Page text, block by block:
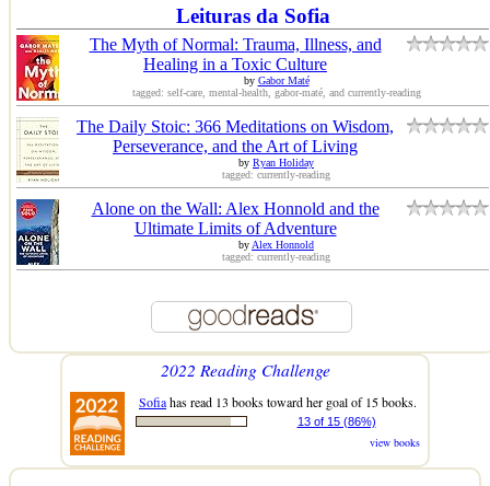
Leituras da Sofia
The Myth of Normal: Trauma, Illness, and
Healing in a Toxic Culture
by Gabor Maté
tagged: self-care, mental-health, gabor-maté, and currently-reading
The Daily Stoic: 366 Meditations on Wisdom,
Perseverance, and the Art of Living
by Ryan Holiday
tagged: currently-reading
Alone on the Wall: Alex Honnold and the
Ultimate Limits of Adventure
byAlex Honnold
tagged: currently-reading
2022 Reading Challenge
Sofiahas read 13 books toward her goal of 15 books.
13 of 15 (86%)
view books